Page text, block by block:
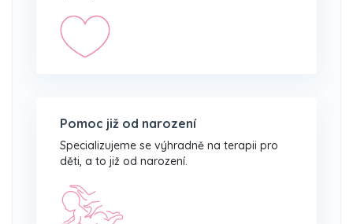
Pomoc již od narození
Specializujeme se výhradně na terapii pro
děti, a to již od narození.